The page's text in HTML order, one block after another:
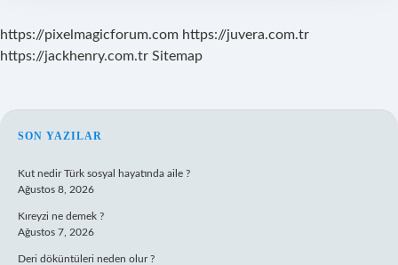
https://pixelmagicforum.com https://juvera.com.tr
https://jackhenry.com.tr Sitemap
SIDEBAR
SON YAZILAR
Kut nedir Türk sosyal hayatında aile ?
Ağustos 8, 2026
Kıreyzi ne demek ?
Ağustos 7, 2026
Deri döküntüleri neden olur ?